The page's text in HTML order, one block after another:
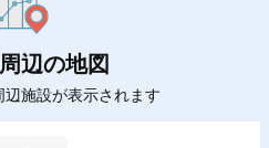
辺の地図
辺施設が表示されます